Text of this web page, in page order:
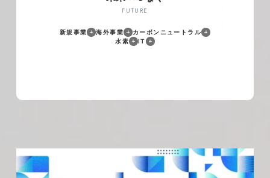
FUTURE
新規事業 海外事業
カーボンニュートラル
水素
IT